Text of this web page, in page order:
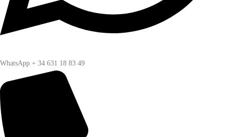
WhatsApp + 34 631 18 83 49